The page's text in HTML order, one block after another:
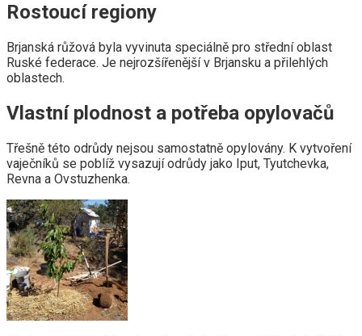
Rostoucí regiony
Brjanská růžová byla vyvinuta speciálně pro střední oblast
Ruské federace. Je nejrozšířenější v Brjansku a přilehlých
oblastech.
Vlastní plodnost a potřeba opylovačů
Třešně této odrůdy nejsou samostatně opylovány. K vytvoření
vaječníků se poblíž vysazují odrůdy jako Iput, Tyutchevka,
Revna a Ovstuzhenka.